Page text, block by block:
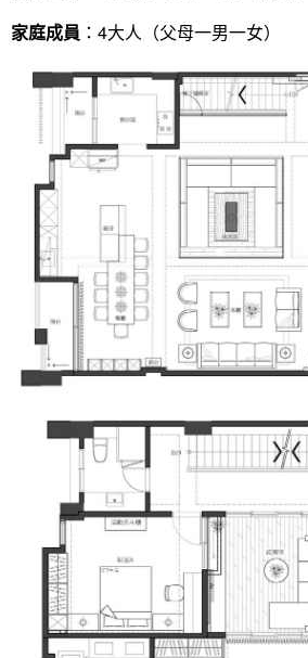
家庭成員 ：4大人（父母一男一女）